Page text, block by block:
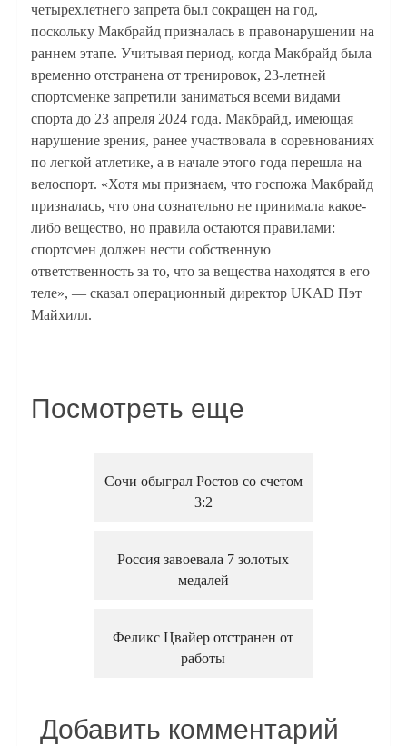
четырехлетнего запрета был сокращен на год,
поскольку Макбрайд призналась в правонарушении на
раннем этапе. Учитывая период, когда Макбрайд была
временно отстранена от тренировок, 23-летней
спортсменке запретили заниматься всеми видами
спорта до 23 апреля 2024 года. Макбрайд, имеющая
нарушение зрения, ранее участвовала в соревнованиях
по легкой атлетике, а в начале этого года перешла на
велоспорт. «Хотя мы признаем, что госпожа Макбрайд
призналась, что она сознательно не принимала какое-
либо вещество, но правила остаются правилами:
спортсмен должен нести собственную
ответственность за то, что за вещества находятся в его
теле», — сказал операционный директор UKAD Пэт
Майхилл.
Посмотреть еще
Сочи обыграл Ростов со счетом
3:2
Россия завоевала 7 золотых
медалей
Феликс Цвайер отстранен от
работы
Добавить комментарий